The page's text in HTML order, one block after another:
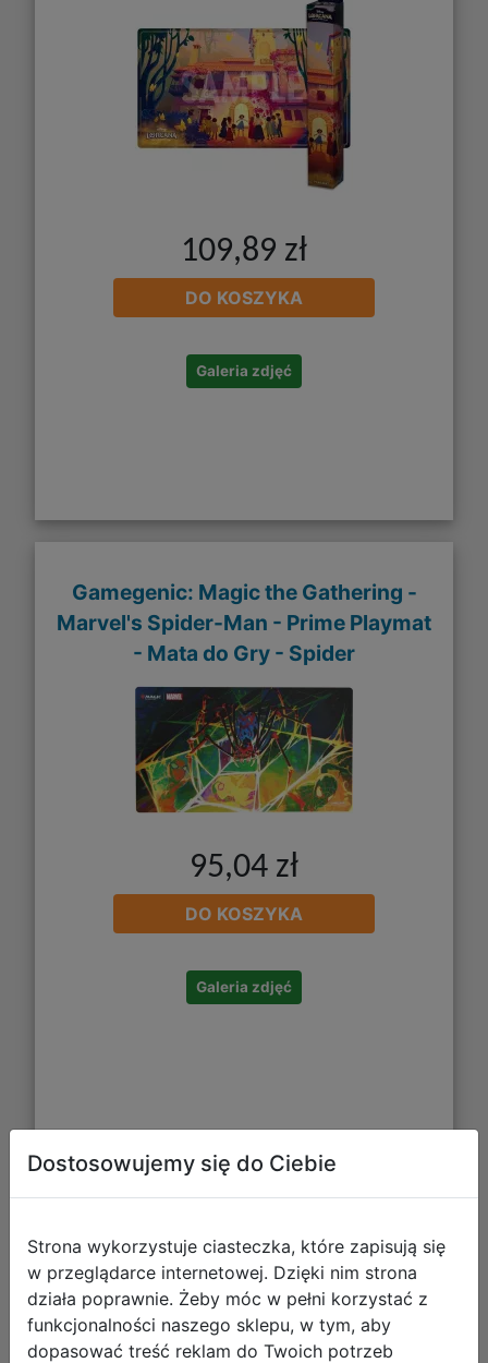
109,89 zł
DO KOSZYKA
Galeria zdjęć
Gamegenic: Magic the Gathering -
Marvel's Spider-Man - Prime Playmat
- Mata do Gry - Spider
95,04 zł
DO KOSZYKA
Galeria zdjęć
Disney Lorcana Playmat - Mata do
Gry - Elsa
Dostosowujemy się do Ciebie
Strona wykorzystuje ciasteczka, które zapisują się
w przeglądarce internetowej. Dzięki nim strona
działa poprawnie. Żeby móc w pełni korzystać z
funkcjonalności naszego sklepu, w tym, aby
dopasować treść reklam do Twoich potrzeb